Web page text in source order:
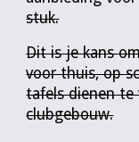
stuk.
Dit is je kans
voor thuis, op
tafels dienen te
clubgebouw.